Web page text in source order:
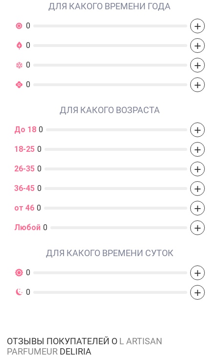
ДЛЯ КАКОГО ВРЕМЕНИ ГОДА
0 +
0 +
0 +
0 +
ДЛЯ КАКОГО ВОЗРАСТА
До 18 0 +
18-25 0 +
26-35 0 +
36-45 0 +
от 46 0 +
Любой 0 +
ДЛЯ КАКОГО ВРЕМЕНИ СУТОК
0 +
0 +
ОТЗЫВЫ ПОКУПАТЕЛЕЙ О L ARTISAN
PARFUMEUR DELIRIA